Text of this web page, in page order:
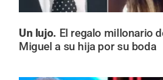
Un lujo. El regalo millonario
Miguel a su hija por su boda